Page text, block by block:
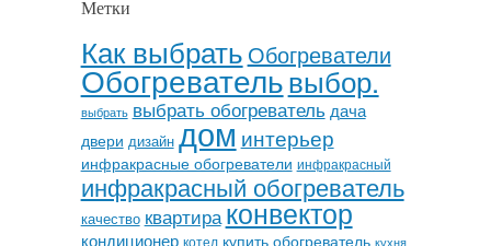
Метки
Как выбрать Обогреватели
Обогревательвыбор.
выбрать выбрать обогреватель дача
двери дизайн дом интерьер
инфракрасные обогреватели инфракрасный
инфракрасный обогреватель
качество квартираконвектор
кондиционер котел купить обогреватель кухня